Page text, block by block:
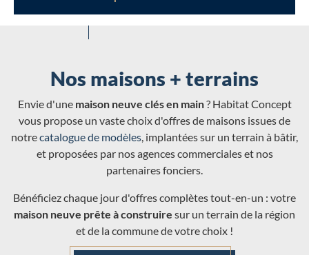
Nos maisons + terrains
Envie d'une maison neuve clés en main? Habitat Concept
vous propose un vaste choix d'offres de maisons issues de
notrecatalogue de modèles, implantées sur un terrain à bâtir,
et proposées par nos agences commerciales et nos
partenaires fonciers.
Bénéficiez chaque jour d'offres complètes tout-en-un : votre
maison neuve prête à construire sur un terrain de la région
et de la commune de votre choix !